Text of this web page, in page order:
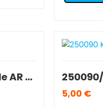
250090/Triangle AR T2M 1/10 Séries 5000/7000 OCCASION BE.
5,00 €